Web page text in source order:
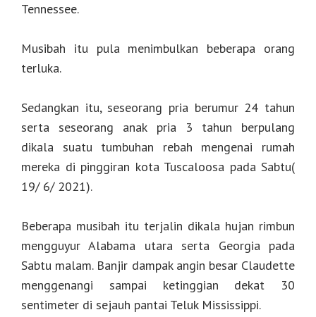
Tennessee.
Musibah itu pula menimbulkan beberapa orang
terluka.
Sedangkan itu, seseorang pria berumur 24 tahun
serta seseorang anak pria 3 tahun berpulang
dikala suatu tumbuhan rebah mengenai rumah
mereka di pinggiran kota Tuscaloosa pada Sabtu(
19/ 6/ 2021).
Beberapa musibah itu terjalin dikala hujan rimbun
mengguyur Alabama utara serta Georgia pada
Sabtu malam. Banjir dampak angin besar Claudette
menggenangi sampai ketinggian dekat 30
sentimeter di sejauh pantai Teluk Mississippi.